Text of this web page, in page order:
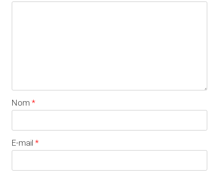
Nom *
E-mail *